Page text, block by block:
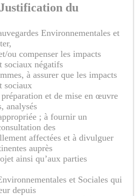
n du
Environnementales et
ou compenser les impacts
sociaux négatifs
à assurer que les impacts
sociaux
préparation et de mise en œuvre
analysés
; à fournir un
des
affectées et à divulguer
auprès
ainsi qu’aux parties
et Sociales qui
depuis